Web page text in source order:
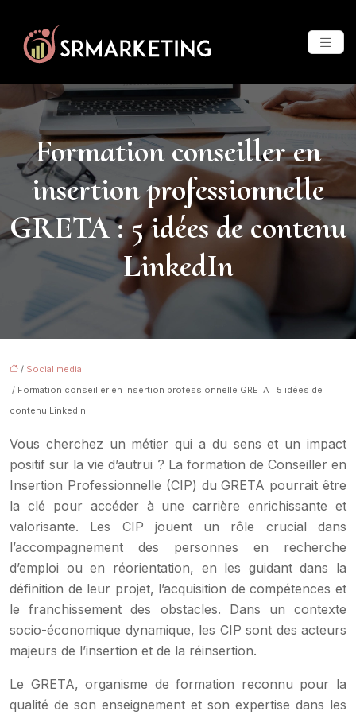
Formation conseiller en
insertion professionnelle
GRETA : 5 idées de contenu
LinkedIn
/ Social media
/ Formation conseiller en insertion professionnelle GRETA : 5 idées de
contenu LinkedIn
Vous cherchez un métier qui a du sens et un impact
positif sur la vie d’autrui ? La formation de Conseiller en
Insertion Professionnelle (CIP) du GRETA pourrait être
la clé pour accéder à une carrière enrichissante et
valorisante. Les CIP jouent un rôle crucial dans
l’accompagnement des personnes en recherche
d’emploi ou en réorientation, en les guidant dans la
définition de leur projet, l’acquisition de compétences et
le franchissement des obstacles. Dans un contexte
socio-économique dynamique, les CIP sont des acteurs
majeurs de l’insertion et de la réinsertion.
Le GRETA, organisme de formation reconnu pour la
qualité de son enseignement et son expertise dans les